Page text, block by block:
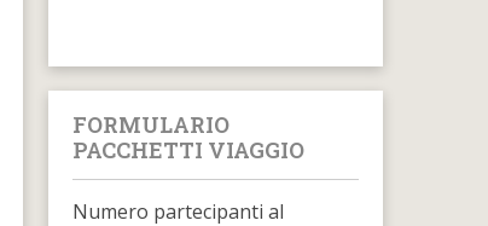
FORMULARIO
PACCHETTI VIAGGIO
Numero partecipanti al